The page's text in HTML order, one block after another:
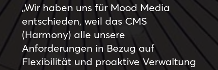
„Wir haben uns für Mood Media
entschieden, weil das CMS
(Harmony) alle unsere
Anforderungen in Bezug auf
Flexibilität und proaktive Verwaltung